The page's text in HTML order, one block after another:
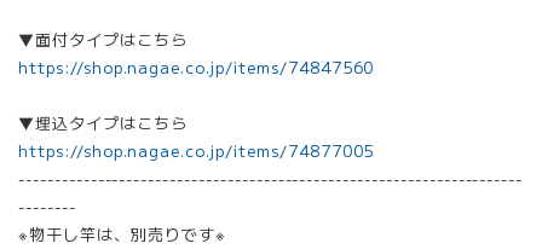
▼面付タイプはこちら
https://shop.nagae.co.jp/items/74847560
▼埋込タイプはこちら
https://shop.nagae.co.jp/items/74877005
----------------------------------------------------------------------
--------
※物干し竿は、別売りです※